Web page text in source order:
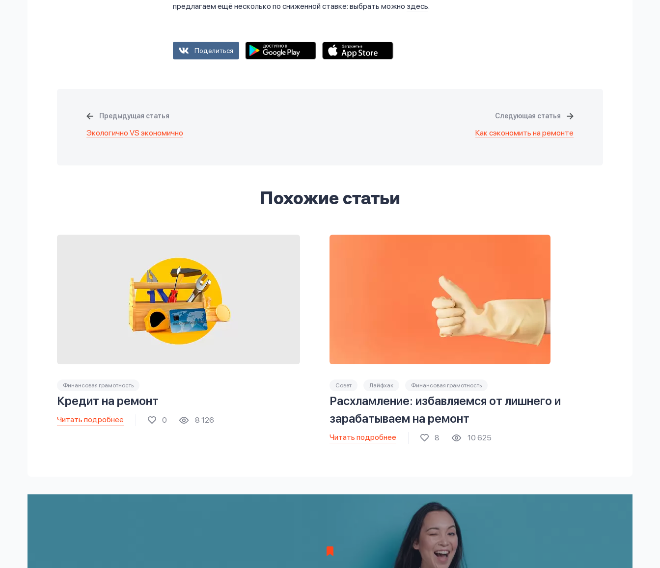
предлагаем ещё несколько по сниженной ставке: выбрать можно здесь.
Поделиться
Предыдущая статья
Экологично VS экономично
Следующая статья
Как сэкономить на ремонте
Похожие статьи
Финансовая грамотность
Кредит на ремонт
Читать подробнее 0 8 126
Совет Лайфхак Финансовая грамотность
Расхламление: избавляемся от лишнего и
зарабатываем на ремонт
Читать подробнее 8 10 625